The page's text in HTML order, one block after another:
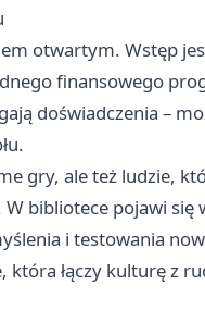
otwartym. Wstęp
finansowego
doświadczenia –
gry, ale też ludzie,
bibliotece pojawi
i testowania
która łączy kulturę z